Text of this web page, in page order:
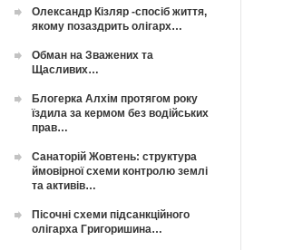
Олександр Кізляр -спосіб життя,
якому позаздрить олігарх…
Обман на Зважених та
Щасливих…
Блогерка Алхім протягом року
їздила за кермом без водійських
прав…
Санаторій Жовтень: структура
ймовірної схеми контролю землі
та активів…
Пісочні схеми підсанкційного
олігарха Григоришина…